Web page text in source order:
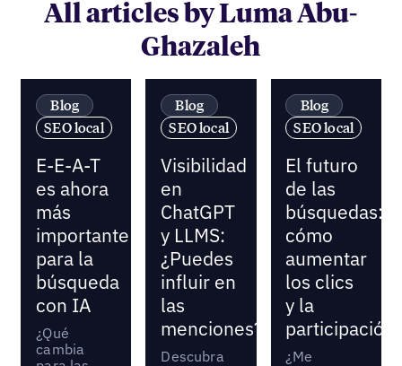
All articles by Luma Abu-
Ghazaleh
Blog
SEO local
E-E-A-T
es ahora
más
importante
para la
búsqueda
con IA
¿Qué
cambia
Blog
SEO local
Visibilidad
en
ChatGPT
y LLMS:
¿Puedes
influir en
las
menciones?
Descubra
Blog
SEO local
El futuro
de las
búsquedas:
cómo
aumentar
los clics
y la
participación
¿Me